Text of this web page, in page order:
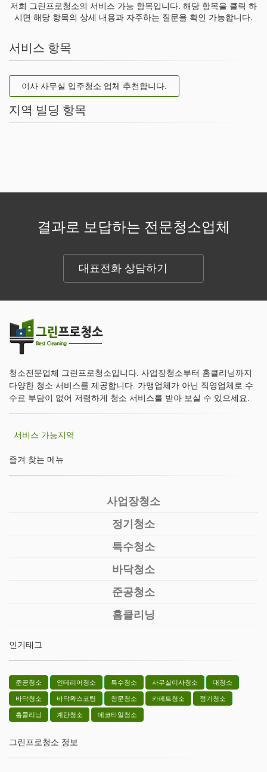
저희 그린프로청소의 서비스 가능 항목입니다. 해당 항목을 클릭 하
시면 해당 항목의 상세 내용과 자주하는 질문을 확인 가능합니다.
서비스 항목
이사 사무실 입주청소 업체 추천합니다.
지역 빌딩 항목
결과로 보답하는 전문청소업체
대표전화 상담하기
청소전문업체 그린프로청소입니다. 사업장청소부터 홈클리닝까지
다양한 청소 서비스를 제공합니다. 가맹업체가 아닌 직영업체로 수
수료 부담이 없어 저렴하게 청소 서비스를 받아 보실 수 있으세요.
서비스 가능지역
즐겨 찾는 메뉴
사업장청소
정기청소
특수청소
바닥청소
준공청소
홈클리닝
인기태그
준공청소 인테리어청소 특수청소 사무실이사청소
대청소
바닥청소
바닥왁스코팅 창문청소 카페트청소
정기청소
홈클리닝
계단청소 데코타일청소
그린프로청소 정보